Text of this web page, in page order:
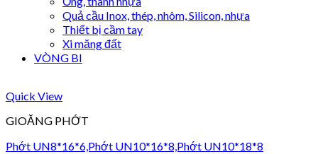
Quả cầu Inox, thép, nhôm, Silicon, nhựa
Thiết bị cầm tay
Xi măng đất
VÒNG BI
Quick View
GIOĂNG PHỚT
Phớt UN8*16*6,Phớt UN10*16*8,Phớt UN10*18*8